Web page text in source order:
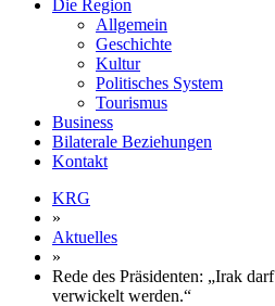
Die Region
Allgemein
Geschichte
Kultur
Politisches System
Tourismus
Business
Bilaterale Beziehungen
Kontakt
KRG
»
Aktuelles
»
Rede des Präsidenten: „Irak
verwickelt werden.“